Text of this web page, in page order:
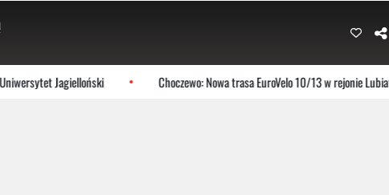
Jagielloński Choczewo: Nowa trasa EuroVelo 10/13 w rejonie Lubiatowa